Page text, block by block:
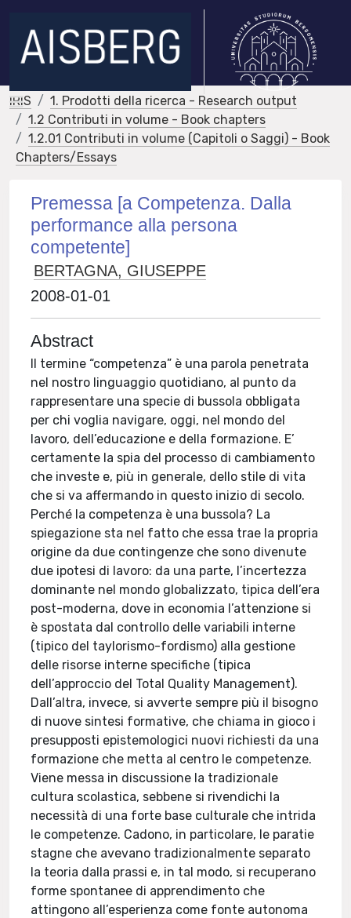
IRIS
1. Prodotti della ricerca - Research output
1.2 Contributi in volume - Book chapters
1.2.01 Contributi in volume (Capitoli o Saggi) - Book
Chapters/Essays
Premessa [a Competenza. Dalla
performance alla persona
competente]
BERTAGNA, GIUSEPPE
2008-01-01
Abstract
Il termine “competenza” è una parola penetrata
nel nostro linguaggio quotidiano, al punto da
rappresentare una specie di bussola obbligata
per chi voglia navigare, oggi, nel mondo del
lavoro, dell’educazione e della formazione. E’
certamente la spia del processo di cambiamento
che investe e, più in generale, dello stile di vita
che si va affermando in questo inizio di secolo.
Perché la competenza è una bussola? La
spiegazione sta nel fatto che essa trae la propria
origine da due contingenze che sono divenute
due ipotesi di lavoro: da una parte, l’incertezza
dominante nel mondo globalizzato, tipica dell’era
post-moderna, dove in economia l’attenzione si
è spostata dal controllo delle variabili interne
(tipico del taylorismo-fordismo) alla gestione
delle risorse interne specifiche (tipica
dell’approccio del Total Quality Management).
Dall’altra, invece, si avverte sempre più il bisogno
di nuove sintesi formative, che chiama in gioco i
presupposti epistemologici nuovi richiesti da una
formazione che metta al centro le competenze.
Viene messa in discussione la tradizionale
cultura scolastica, sebbene si rivendichi la
necessità di una forte base culturale che intrida
le competenze. Cadono, in particolare, le paratie
stagne che avevano tradizionalmente separato
la teoria dalla prassi e, in tal modo, si recuperano
forme spontanee di apprendimento che
attingono all’esperienza come fonte autonoma